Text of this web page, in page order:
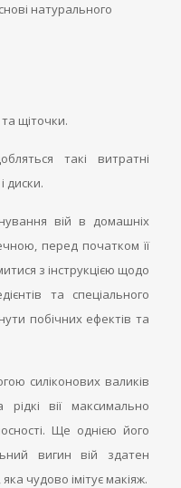
натурального
щіточки.
такі витратні
диски.
вій в домашніх
перед початком її
з інструкцією щодо
та спеціального
побічних ефектів та
силіконових валиків
вії максимально
Ще однією його
вигин вій здатен
чудово імітує макіяж.